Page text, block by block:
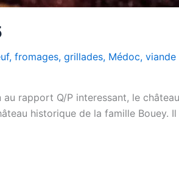
, fromages, grillades, Médoc, viande
au rapport Q/P interessant, le
historique de la famille Bouey. Il